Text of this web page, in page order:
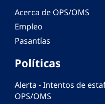
Acerca de OPS/OMS
Empleo
Pasantías
Políticas
Alerta - Intentos de
OPS/OMS